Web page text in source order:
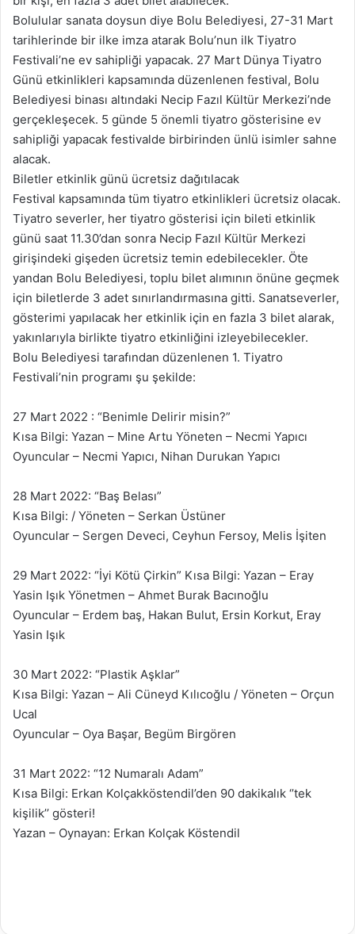
Bolulular sanata doysun diye Bolu Belediyesi, 27-31 Mart
tarihlerinde bir ilke imza atarak Bolu’nun ilk Tiyatro
Festivali’ne ev sahipliği yapacak. 27 Mart Dünya Tiyatro
Günü etkinlikleri kapsamında düzenlenen festival, Bolu
Belediyesi binası altındaki Necip Fazıl Kültür Merkezi’nde
gerçekleşecek. 5 günde 5 önemli tiyatro gösterisine ev
sahipliği yapacak festivalde birbirinden ünlü isimler sahne
alacak.
Biletler etkinlik günü ücretsiz dağıtılacak
Festival kapsamında tüm tiyatro etkinlikleri ücretsiz olacak.
Tiyatro severler, her tiyatro gösterisi için bileti etkinlik
günü saat 11.30’dan sonra Necip Fazıl Kültür Merkezi
girişindeki gişeden ücretsiz temin edebilecekler. Öte
yandan Bolu Belediyesi, toplu bilet alımının önüne geçmek
için biletlerde 3 adet sınırlandırmasına gitti. Sanatseverler,
gösterimi yapılacak her etkinlik için en fazla 3 bilet alarak,
yakınlarıyla birlikte tiyatro etkinliğini izleyebilecekler.
Bolu Belediyesi tarafından düzenlenen 1. Tiyatro
Festivali’nin programı şu şekilde:
27 Mart 2022 : “Benimle Delirir misin?”
Kısa Bilgi: Yazan – Mine Artu Yöneten – Necmi Yapıcı
Oyuncular – Necmi Yapıcı, Nihan Durukan Yapıcı
28 Mart 2022: “Baş Belası”
Kısa Bilgi: / Yöneten – Serkan Üstüner
Oyuncular – Sergen Deveci, Ceyhun Fersoy, Melis İşiten
29 Mart 2022: “İyi Kötü Çirkin” Kısa Bilgi: Yazan – Eray
Yasin Işık Yönetmen – Ahmet Burak Bacınoğlu
Oyuncular – Erdem baş, Hakan Bulut, Ersin Korkut, Eray
Yasin Işık
30 Mart 2022: “Plastik Aşklar”
Kısa Bilgi: Yazan – Ali Cüneyd Kılıcoğlu / Yöneten – Orçun
Ucal
Oyuncular – Oya Başar, Begüm Birgören
31 Mart 2022: “12 Numaralı Adam”
Kısa Bilgi: Erkan Kolçakköstendil’den 90 dakikalık ‘’tek
kişilik’’ gösteri!
Yazan – Oynayan: Erkan Kolçak Köstendil